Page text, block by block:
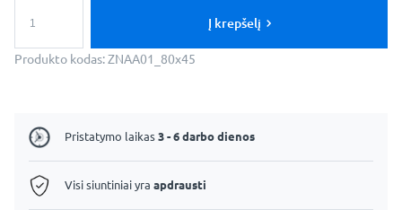
kiekis:
netaisyklingas
Į krepšelį
Produkto kodas:ZNAA01_80x45
Pristatymo laikas 3 - 6 darbo dienos
Visi siuntiniai yra apdrausti